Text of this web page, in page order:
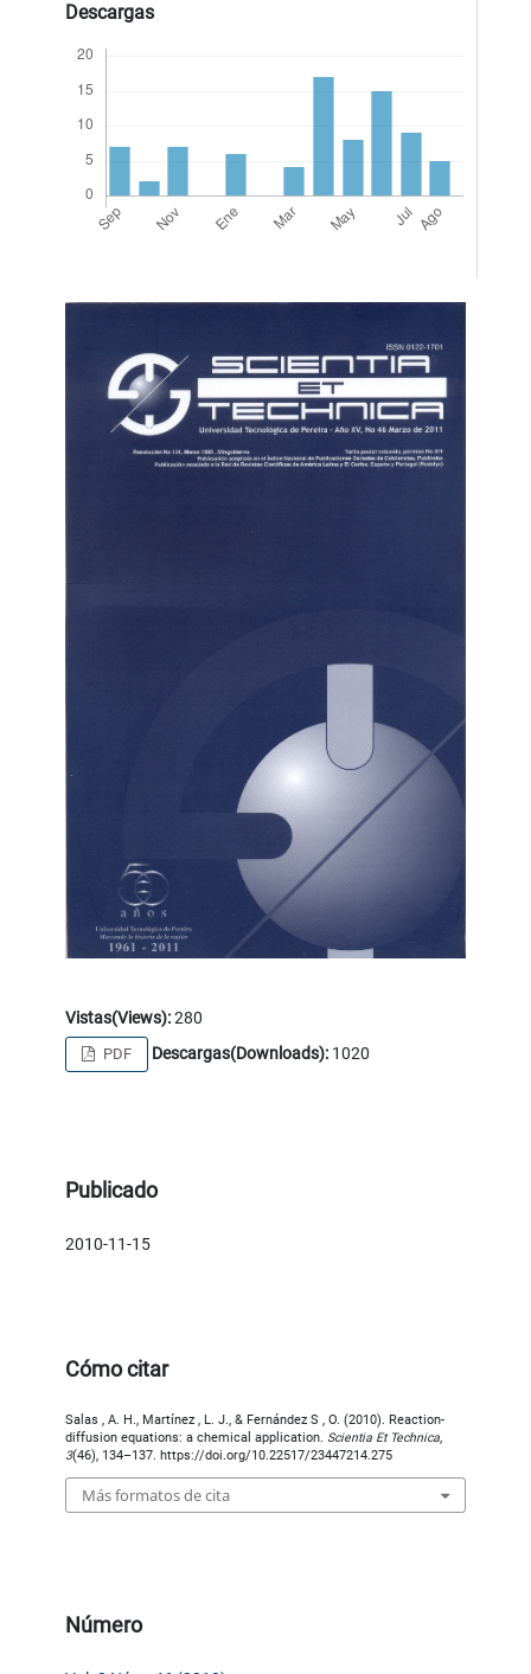
Descargas
Vistas(Views):280
PDF Descargas(Downloads):1020
Publicado
2010-11-15
Cómo citar
Salas , A. H., Martínez , L. J., & Fernández S , O. (2010). Reaction-
diffusion equations: a chemical application. Scientia Et Technica,
3(46), 134–137. https://doi.org/10.22517/23447214.275
Más formatos de cita
Número